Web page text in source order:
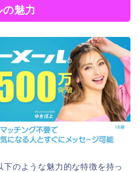
魅力
下のような魅力的な特徴を持っ